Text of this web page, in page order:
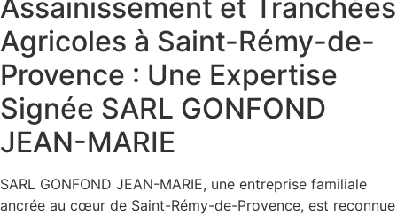
Assainissement et Tranchées
Agricoles à Saint-Rémy-de-
Provence : Une Expertise
Signée SARL GONFOND
JEAN-MARIE
SARL GONFOND JEAN-MARIE, une entreprise familiale
ancrée au cœur de Saint-Rémy-de-Provence, est reconnue